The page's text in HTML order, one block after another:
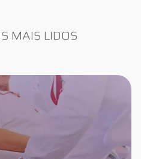
MAIS LIDOS